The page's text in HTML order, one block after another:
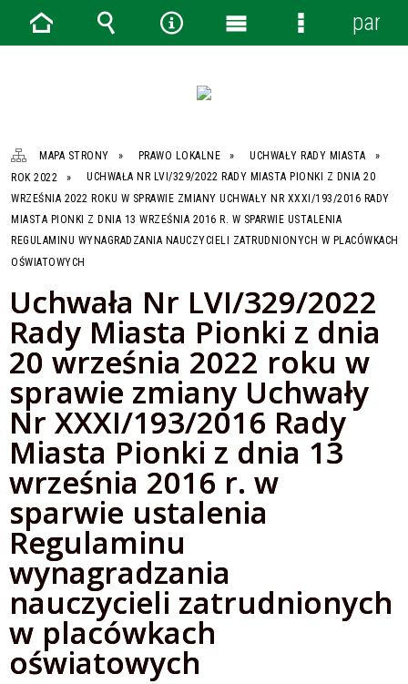
MAPA STRONY PRAWO LOKALNE
UCHWAŁY RADY MIASTA
ROK 2022
UCHWAŁA NR LVI/329/2022 RADY MIASTA PIONKI Z DNIA 20
WRZEŚNIA 2022 ROKU W SPRAWIE ZMIANY UCHWAŁY NR XXXI/193/2016 RADY
MIASTA PIONKI Z DNIA 13 WRZEŚNIA 2016 R. W SPARWIE USTALENIA
REGULAMINU WYNAGRADZANIA NAUCZYCIELI ZATRUDNIONYCH W PLACÓWKACH
OŚWIATOWYCH
Uchwała Nr LVI/329/2022
Rady Miasta Pionki z dnia
20 września 2022 roku w
sprawie zmiany Uchwały
Nr XXXI/193/2016 Rady
Miasta Pionki z dnia 13
września 2016 r. w
sparwie ustalenia
Regulaminu
wynagradzania
nauczycieli zatrudnionych
w placówkach
oświatowych
Strona Wyszukiwarka
NarzędziaMenu
Menu
panel